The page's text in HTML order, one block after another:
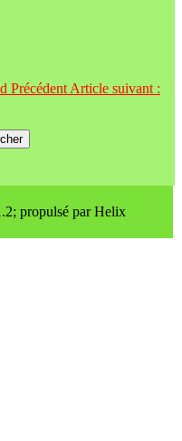
Précédent Article suivant :
propulsé par Helix